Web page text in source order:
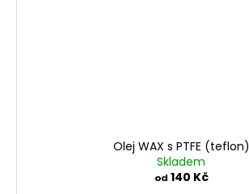
Olej WAX s PTFE (teflon)
Skladem
od 140 Kč